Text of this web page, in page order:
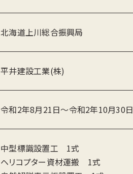
北海道上川総合振興局
平井建設工業(株)
令和2年8月21日〜令和2年10月30日
中型標識設置工 1式
ヘリコプター資材運搬 1式